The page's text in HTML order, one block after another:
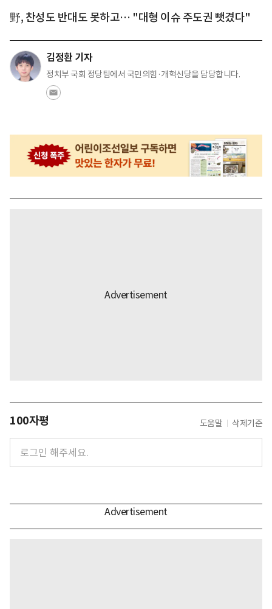
野, 찬성도 반대도 못하고… "대형 이슈 주도권 뺏겼다"
김정환 기자
정치부 국회 정당팀에서 국민의힘·개혁신당을 담당합니다.
100자평 도움말 삭제기준